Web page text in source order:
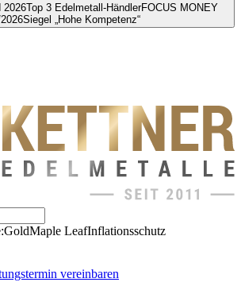
2026Top 3 Edelmetall-HändlerFOCUS MONEY
Siegel „Hohe Kompetenz“
GoldMaple LeafInflationsschutz
vereinbaren